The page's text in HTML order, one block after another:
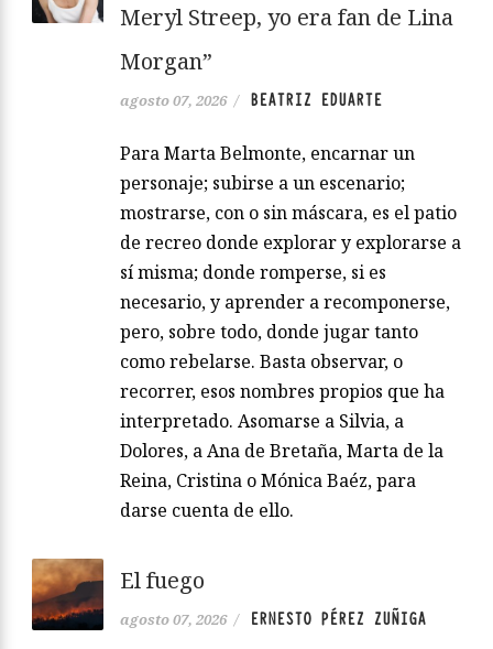
Meryl Streep, yo era fan de Lina
Morgan”
agosto 07, 2026 / BEATRIZ EDUARTE
Para Marta Belmonte, encarnar un
personaje; subirse a un escenario;
mostrarse, con o sin máscara, es el patio
de recreo donde explorar y explorarse a
sí misma; donde romperse, si es
necesario, y aprender a recomponerse,
pero, sobre todo, donde jugar tanto
como rebelarse. Basta observar, o
recorrer, esos nombres propios que ha
interpretado. Asomarse a Silvia, a
Dolores, a Ana de Bretaña, Marta de la
Reina, Cristina o Mónica Baéz, para
darse cuenta de ello.
El fuego
agosto 07, 2026 / ERNESTO PÉREZ ZUÑIGA